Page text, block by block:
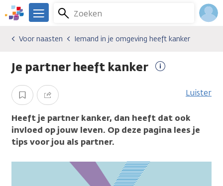
Overslaan
en
gaan
We
er
je.
Zoeken
Menu
Algemene onderwerpen
Voor naasten
Iemand in je omgeving heeft kanker
Voor naasten Iemand in je omgeving heeft kanker
Je partner heeft kanker
informatie
Opslaan Delen Luister
Heeft je partner kanker, dan heeft dat ook
invloed op jouw leven. Op deze pagina lees je
tips voor jou als partner.